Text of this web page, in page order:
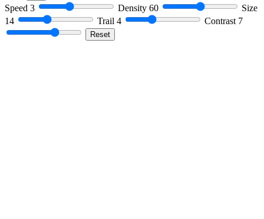
Speed 3 Density 60
Size
14
Trail 4 Contrast 7
Reset